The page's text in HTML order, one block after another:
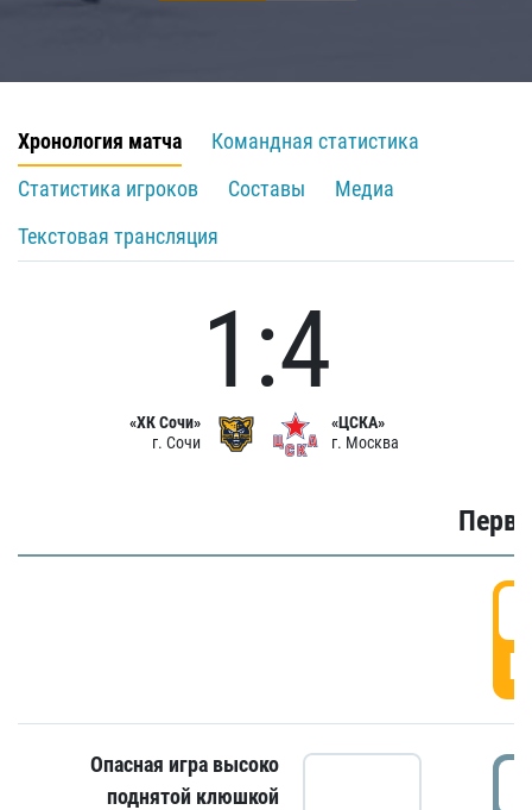
Хронология матча
Командная статистика
Статистика игроков
Составы
Медиа
Текстовая трансляция
«ХК Сочи»
г. Сочи
1:4
«ЦСКА»
г. Москва
Опасная игра высоко
поднятой клюшкой